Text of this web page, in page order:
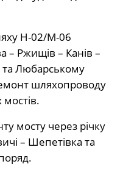
Н-02/М-06
– Ржищів – Канів –
та Любарському
шляхопроводу
мосту через річку
– Шепетівка та